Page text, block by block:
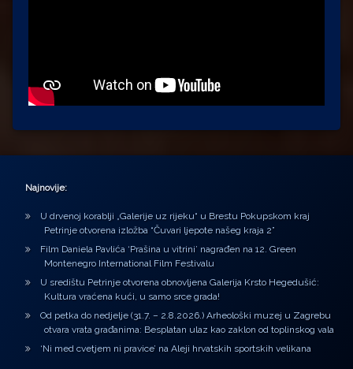
Najnovije:
U drvenoj korablji „Galerije uz rijeku“ u Brestu Pokupskom kraj
Petrinje otvorena izložba “Čuvari ljepote našeg kraja 2”
Film Daniela Pavlića ‘Prašina u vitrini’ nagrađen na 12. Green
Montenegro International Film Festivalu
U središtu Petrinje otvorena obnovljena Galerija Krsto Hegedušić:
Kultura vraćena kući, u samo srce grada!
Od petka do nedjelje (31.7. – 2.8.2026.) Arheološki muzej u Zagrebu
otvara vrata građanima: Besplatan ulaz kao zaklon od toplinskog vala
‘Ni med cvetjem ni pravice’ na Aleji hrvatskih sportskih velikana